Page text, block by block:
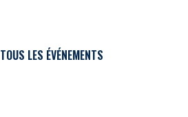
TOUS LES ÉVÉNEMENTS